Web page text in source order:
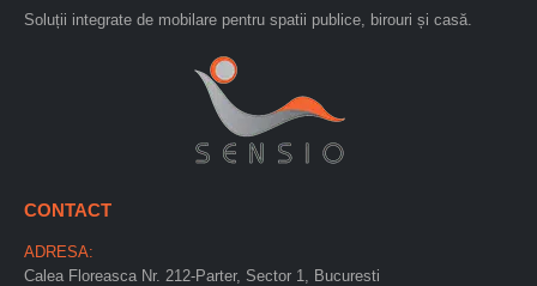
Soluții integrate de mobilare pentru spatii publice, birouri și casă.
CONTACT
ADRESA:
Calea Floreasca Nr. 212-Parter, Sector 1, Bucuresti